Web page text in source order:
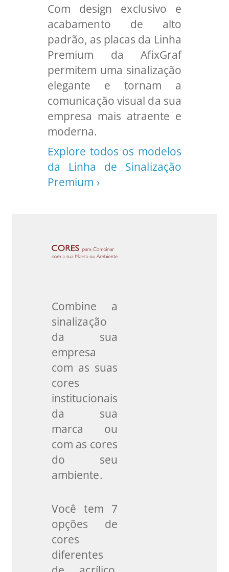
Com design exclusivo e
acabamento de alto
padrão, as placas da Linha
Premium da AfixGraf
permitem uma sinalização
elegante e tornam a
comunicação visual da sua
empresa mais atraente e
moderna.
Explore todos os modelos
da Linha de Sinalização
Premium ›
Combine a
sinalização
da sua
empresa
com as suas
cores
institucionais
da sua
marca ou
com as cores
do seu
ambiente.
Você tem 7
opções de
cores
diferentes